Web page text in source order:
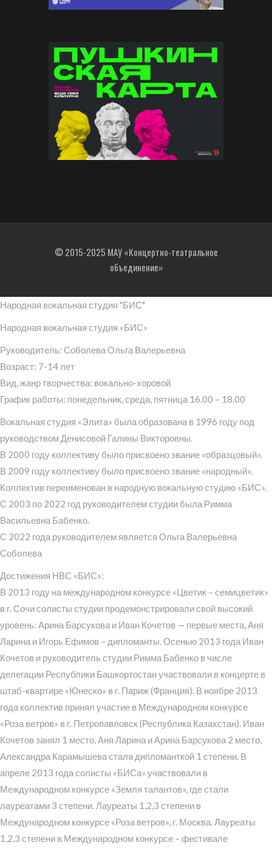
© 2015-2025 МАУ «Концертно-театральное
объединение»
Народная вокальная студия "БИС"
Народная вокальная студия «БИС»
Руководитель: Соболева Ольга Валерьевна
Возраст: 7-14 лет
Вид, жанр творчества: вокально-хоровой
График работы: понедельник, среда, пятница 16.00 – 18.00
Вокальная студия «Элита» была образована в 1996 году под
руководством Денисовой Галины Викторовны.
В 2000 году коллективу было присвоено звание «образцовый».
В 2009 году коллективу было присвоено звание «народный».
Коллектив переименован в народную вокальную студию «БИС».
С 2003 по 2022 год руководителем студии была Римма
Васильевна Бабенко.
С 2022 года руководителем является Ольга Валерьевна
Соболева
Достижения НВС «БИС»:
В 2013 году на международном конкурсе «Цветик – семицветик»
в г. Сочи солисты студии продемонстрировали свой высокий
уровень: Арина Барсукова и Иван Кочетов — первые места, Аня
Ларина и Игорь Ефимов – дипломанты. Осенью 2013 года Иван
Кочетов и руководитель студии Римма Бабенко в числе
делегации Республики Башкортостан участвовали в концерте в
штаб-квартире «Юнеско» в г. Париж (Франция). В ноябре 2013
года коллектив принял участие в Международном конкурсе
«Роза ветров» в г. Петропавловск (Республика Казахстан). Иван
Кочетов занял 1 место, Аня Ларина и Арина Барсукова 2 место,
Александра Карамышева стала дипломанткой 1 степени. В
апреле 2013 года солисты «БИСа» участвовали в
Международном конкурсе «Земля талантов», где стали
лауреатами 3 степени. Лауреаты 1,2,3 степени в
Международном конкурсе «Роза ветров», г. Москва. Лауреаты
1,2,3 степени в Международном конкурсе – фестивале